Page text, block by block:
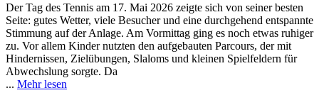
Der Tag des Tennis am 17. Mai 2026 zeigte sich von seiner besten
Seite: gutes Wetter, viele Besucher und eine durchgehend entspannte
Stimmung auf der Anlage. Am Vormittag ging es noch etwas ruhiger
zu. Vor allem Kinder nutzten den aufgebauten Parcours, der mit
Hindernissen, Zielübungen, Slaloms und kleinen Spielfeldern für
Abwechslung sorgte. Da
... Mehr lesen